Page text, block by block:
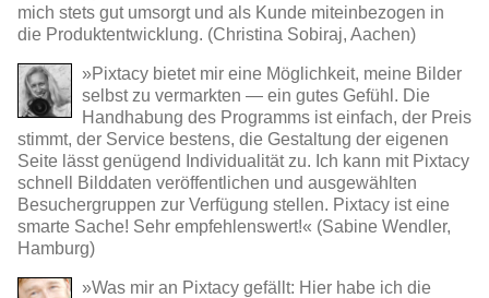
mich stets gut umsorgt und als Kunde miteinbezogen in
die Produktentwicklung. (Christina Sobiraj, Aachen)
»Pixtacy bietet mir eine Möglichkeit, meine Bilder
selbst zu vermarkten — ein gutes Gefühl. Die
Handhabung des Programms ist einfach, der Preis
stimmt, der Service bestens, die Gestaltung der eigenen
Seite lässt genügend Individualität zu. Ich kann mit Pixtacy
schnell Bilddaten veröffentlichen und ausgewählten
Besuchergruppen zur Verfügung stellen. Pixtacy ist eine
smarte Sache! Sehr empfehlenswert!« (Sabine Wendler,
Hamburg)
»Was mir an Pixtacy gefällt: Hier habe ich die